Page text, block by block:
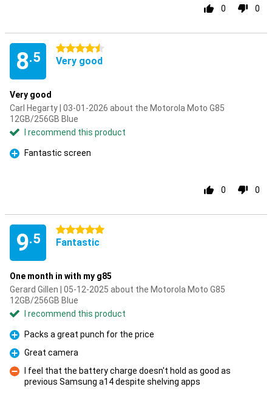
0 0
8.5
4.5 stars
Very good
Very good
Carl Hegarty | 03-01-2026 about the Motorola Moto G85
12GB/256GB Blue
I recommend this product
Pro
Fantastic screen
0 0
9.5
5 stars
Fantastic
One month in with my g85
Gerard Gillen | 05-12-2025 about the Motorola Moto G85
12GB/256GB Blue
I recommend this product
Pro
Packs a great punch for the price
Pro
Great camera
Con
I feel that the battery charge doesn't hold as good as
previous Samsung a14 despite shelving apps